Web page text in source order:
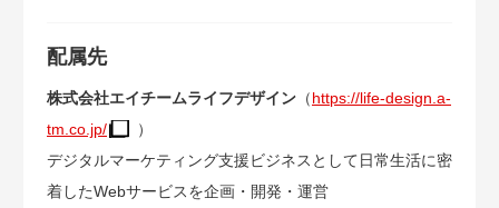
配属先
株式会社エイチームライフデザイン （https://life-design.a-
tm.co.jp/
）
デジタルマーケティング支援ビジネスとして日常生活に密
着したWebサービスを企画・開発・運営